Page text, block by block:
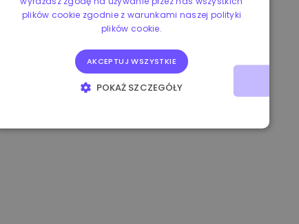
0.865673 € -0.10% 3.4B €
plików cookie zgodnie z warunkami naszej polityki
plików cookie.
AKCEPTUJ WSZYSTKIE
POKAŻ SZCZEGÓŁY